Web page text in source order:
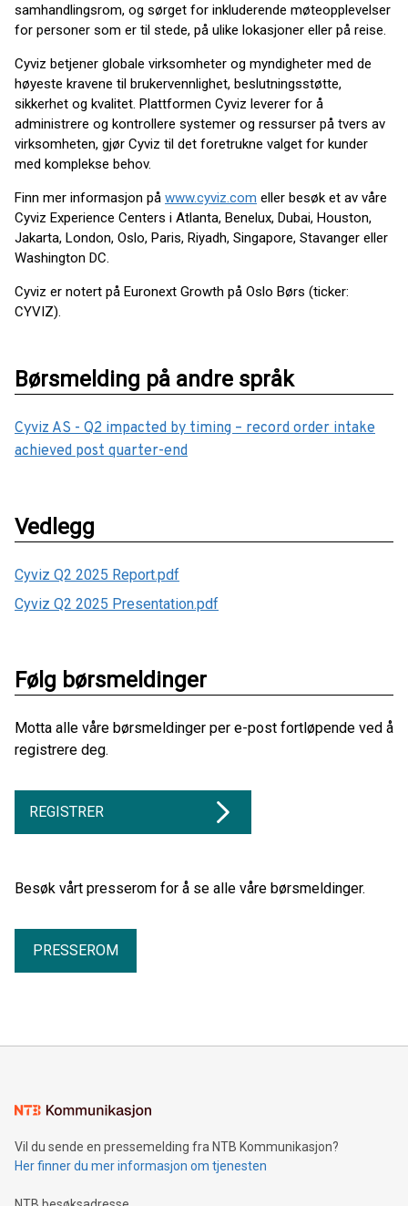
samhandlingsrom, og sørget for inkluderende møteopplevelser
for personer som er til stede, på ulike lokasjoner eller på reise.
Cyviz betjener globale virksomheter og myndigheter med de
høyeste kravene til brukervennlighet, beslutningsstøtte,
sikkerhet og kvalitet. Plattformen Cyviz leverer for å
administrere og kontrollere systemer og ressurser på tvers av
virksomheten, gjør Cyviz til det foretrukne valget for kunder
med komplekse behov.
Finn mer informasjon på www.cyviz.com eller besøk et av våre
Cyviz Experience Centers i Atlanta, Benelux, Dubai, Houston,
Jakarta, London, Oslo, Paris, Riyadh, Singapore, Stavanger eller
Washington DC.
Cyviz er notert på Euronext Growth på Oslo Børs (ticker:
CYVIZ).
Børsmelding på andre språk
Cyviz AS - Q2 impacted by timing – record order intake
achieved post quarter-end
Vedlegg
Cyviz Q2 2025 Report.pdf
Cyviz Q2 2025 Presentation.pdf
Følg børsmeldinger
Motta alle våre børsmeldinger per e-post fortløpende ved å
registrere deg.
REGISTRER
Besøk vårt presserom for å se alle våre børsmeldinger.
PRESSEROM
Vil du sende en pressemelding fra NTB Kommunikasjon?
Her finner du mer informasjon om tjenesten